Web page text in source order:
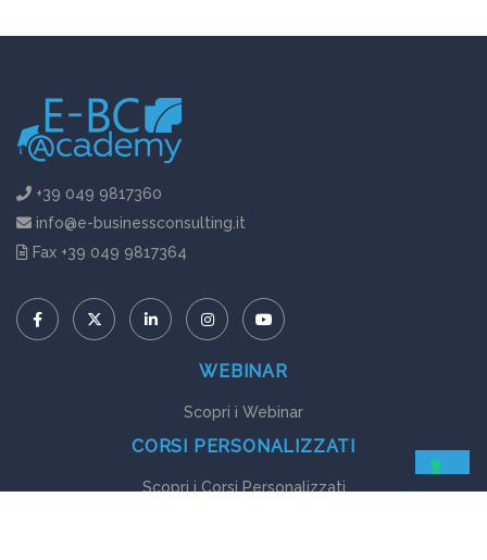
+39 049 9817360
info@e-businessconsulting.it
Fax +39 049 9817364
WEBINAR
Scopri i Webinar
CORSI PERSONALIZZATI
Scopri i Corsi Personalizzati